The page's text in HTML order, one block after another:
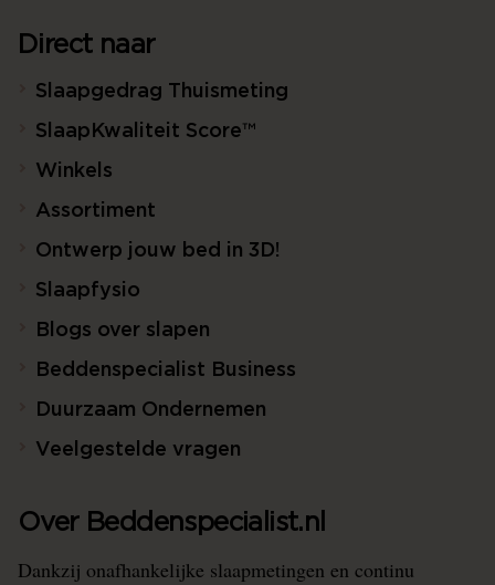
Direct naar
Slaapgedrag Thuismeting
SlaapKwaliteit Score™
Winkels
Assortiment
Ontwerp jouw bed in 3D!
Slaapfysio
Blogs over slapen
Beddenspecialist Business
Duurzaam Ondernemen
Veelgestelde vragen
Over Beddenspecialist.nl
Dankzij onafhankelijke slaapmetingen en continu